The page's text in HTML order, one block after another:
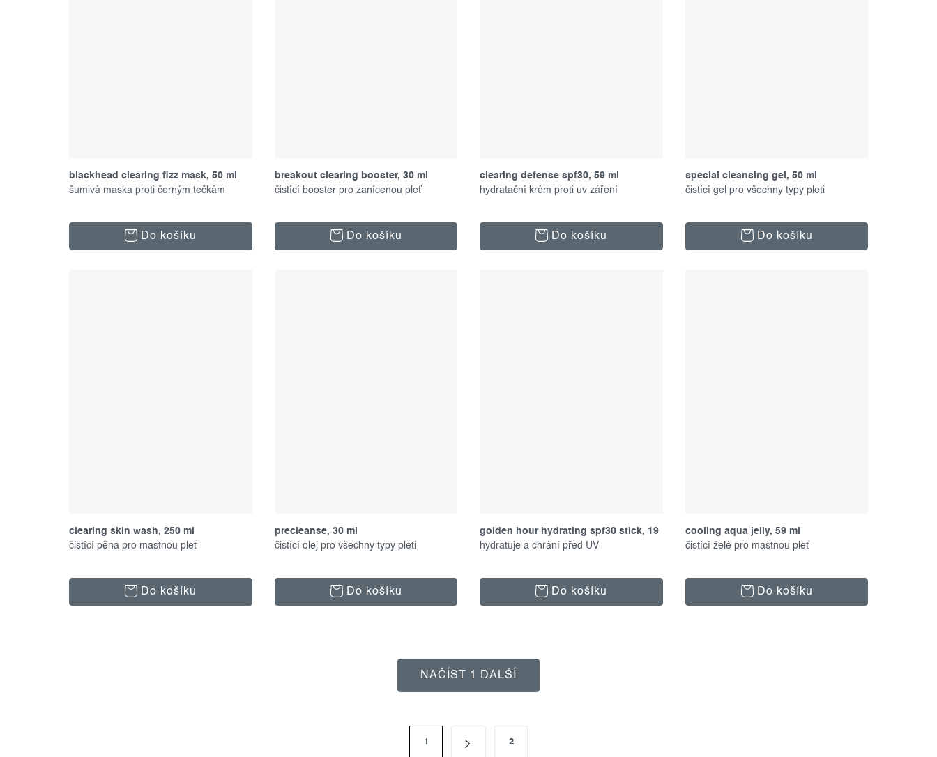
blackhead clearing fizz mask, 50 ml
šumivá maska proti černým tečkám
Do košíku
breakout clearing booster, 30 ml
čistící booster pro zanícenou pleť
Do košíku
clearing defense spf30, 59 ml
hydratační krém proti uv záření
Do košíku
special cleansing gel, 50 ml
čistící gel pro všechny typy pleti
Do košíku
clearing skin wash, 250 ml
čistící pěna pro mastnou pleť
Do košíku
precleanse, 30 ml
čistící olej pro všechny typy pleti
Do košíku
golden hour hydrating spf30 stick, 19
g
hydratuje a chrání před UV
Do košíku
cooling aqua jelly, 59 ml
čistící želé pro mastnou pleť
Do košíku
NAČÍST 1 DALŠÍ
1 2